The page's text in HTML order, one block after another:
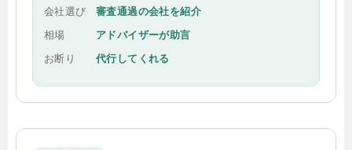
会社選び
審査通過の会社を紹介
相場
アドバイザーが助言
お断り
代行してくれる